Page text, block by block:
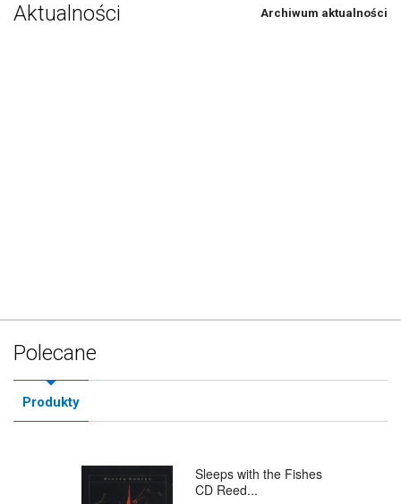
Aktualności Archiwum aktualności
Polecane
Produkty
Sleeps with the Fishes
CD Reed...